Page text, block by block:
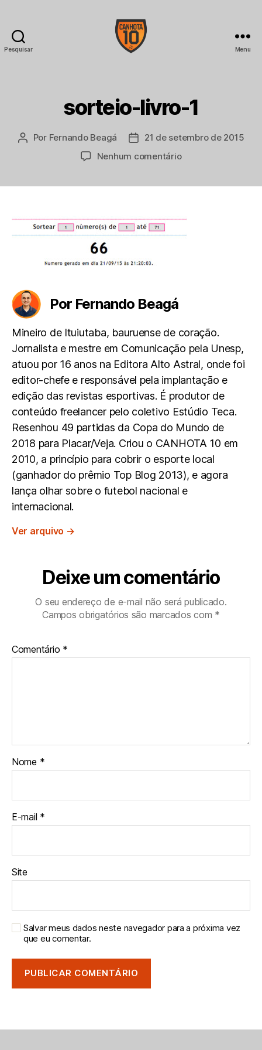
Pesquisar Menu
sorteio-livro-1
Autor
Por Fernando Beagá
Data21 de setembro de 2015
Nenhum comentárioem
Por Fernando Beagá
Mineiro de Ituiutaba, bauruense de coração.
Jornalista e mestre em Comunicação pela Unesp,
atuou por 16 anos na Editora Alto Astral, onde foi
editor-chefe e responsável pela implantação e
edição das revistas esportivas. É produtor de
conteúdo freelancer pelo coletivo Estúdio Teca.
Resenhou 49 partidas da Copa do Mundo de
2018 para Placar/Veja. Criou o CANHOTA 10 em
2010, a princípio para cobrir o esporte local
(ganhador do prêmio Top Blog 2013), e agora
lança olhar sobre o futebol nacional e
internacional.
Ver arquivo →
Deixe um comentário
O seu endereço de e-mail não será publicado.
Campos obrigatórios são marcados com *
Comentário *
Nome *
E-mail *
Site
Salvar meus dados neste navegador para a próxima vez
que eu comentar.